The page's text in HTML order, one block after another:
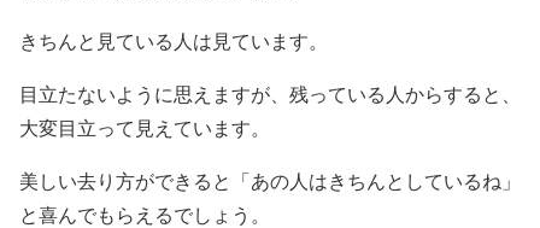
きちんと見ている人は見ています。
目立たないように思えますが、残っている人からすると、
大変目立って見えています。
美しい去り方ができると「あの人はきちんとしているね」
と喜んでもらえるでしょう。